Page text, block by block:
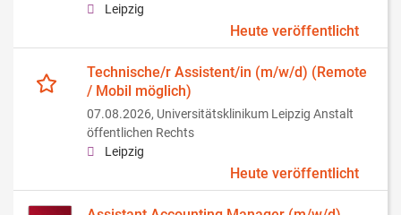
Leipzig
Heute veröffentlicht
Technische/r Assistent/in (m/w/d) (Remote
/ Mobil möglich)
07.08.2026, Universitätsklinikum Leipzig Anstalt
öffentlichen Rechts
Leipzig
Heute veröffentlicht